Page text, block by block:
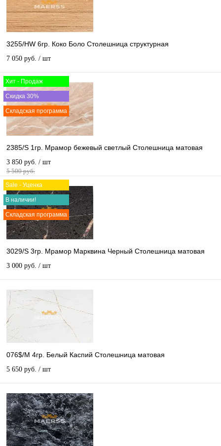
3255/HW 6гр. Коко Боло Столешница структурная
7 050 руб. / шт
Хит - Продаж
Скидка 30%
Складская программа
2385/S 1гр. Мрамор бежевый светлый Столешница матовая
3 850 руб. / шт
5 500 руб.
Sale - Уценка
В наличии!
Складская программа
3029/S 3гр. Мрамор Марквина Черный Столешница матовая
3 000 руб. / шт
076$/М 4гр. Белый Каспий Столешница матовая
5 650 руб. / шт